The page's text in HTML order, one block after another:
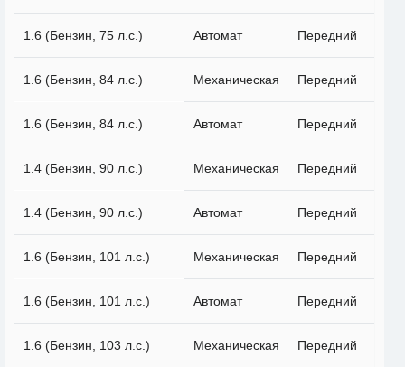
1.6 (Бензин, 75 л.с.) Автомат Передний
1.6 (Бензин, 84 л.с.) Механическая Передний
1.6 (Бензин, 84 л.с.) Автомат Передний
1.4 (Бензин, 90 л.с.) Механическая Передний
1.4 (Бензин, 90 л.с.) Автомат Передний
1.6 (Бензин, 101 л.с.) Механическая Передний
1.6 (Бензин, 101 л.с.) Автомат Передний
1.6 (Бензин, 103 л.с.) Механическая Передний